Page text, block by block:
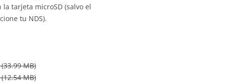
tarjeta microSD (salvo el
tu NDS).
(33.99 MB)
(12.54 MB)